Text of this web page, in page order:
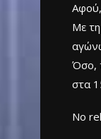
Με
Όσο,
στα
No